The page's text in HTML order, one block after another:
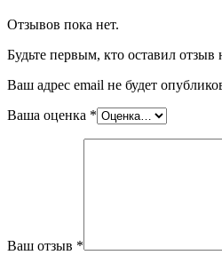
Отзывов пока нет.
Будьте первым, кто оставил
Ваш адрес email не будет
Ваша оценка *
Ваш отзыв *